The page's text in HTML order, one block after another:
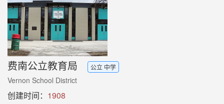
费南公立教育局 公立 中学
Vernon School District
创建时间： 1908